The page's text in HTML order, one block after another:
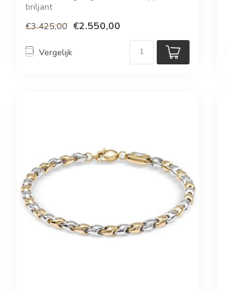
briljant
€3.425,00 €2.550,00
Vergelijk